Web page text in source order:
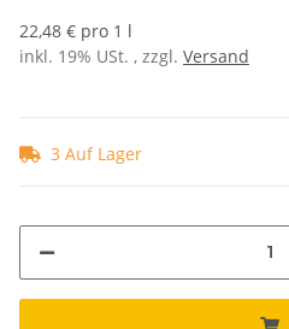
22,48 € pro 1 l
inkl. 19% USt. , zzgl. Versand
3 Auf Lager